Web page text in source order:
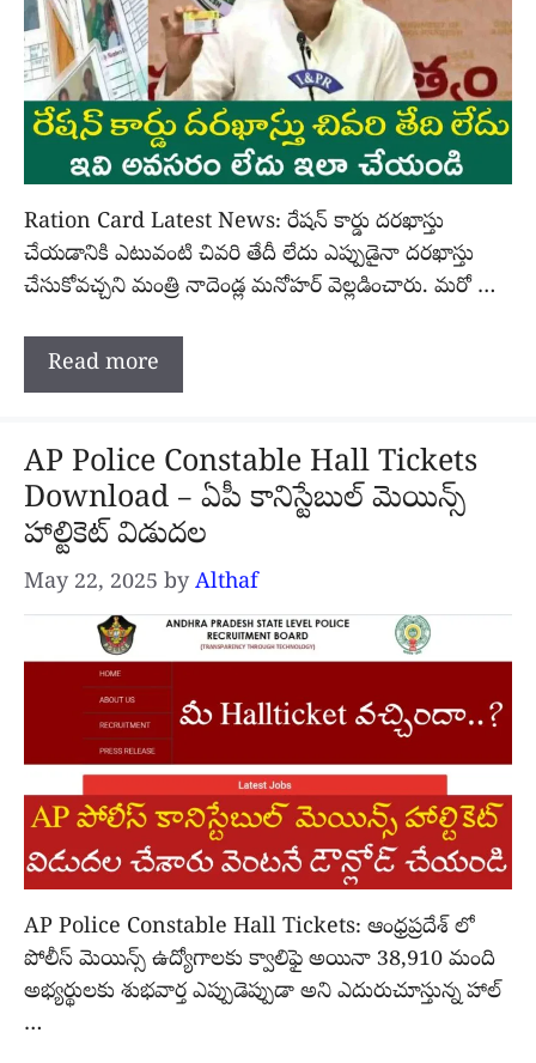
Ration Card Latest News: రేషన్ కార్డు దరఖాస్తు
చేయడానికి ఎటువంటి చివరి తేదీ లేదు ఎప్పుడైనా దరఖాస్తు
చేసుకోవచ్చని మంత్రి నాదెండ్ల మనోహర్ వెల్లడించారు. మరో …
Read more
AP Police Constable Hall Tickets
Download – ఏపీ కానిస్టేబుల్ మెయిన్స్
హాల్టికెట్ విడుదల
May 22, 2025 by Althaf
AP Police Constable Hall Tickets: ఆంధ్రప్రదేశ్ లో
పోలీస్ మెయిన్స్ ఉద్యోగాలకు క్వాలిఫై అయినా 38,910 మంది
అభ్యర్థులకు శుభవార్త ఎప్పుడెప్పుడా అని ఎదురుచూస్తున్న హాల్
…